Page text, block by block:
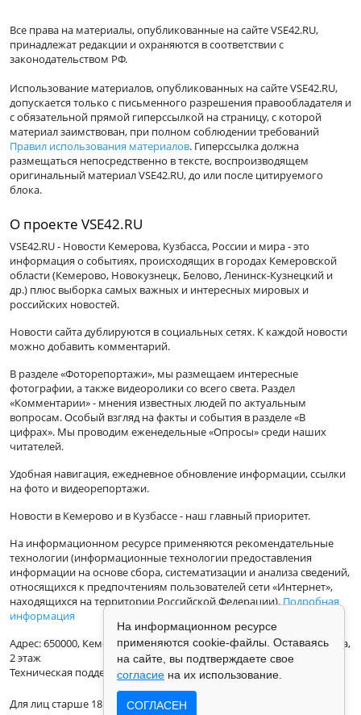
Все права на материалы, опубликованные на сайте VSE42.RU,
принадлежат редакции и охраняются в соответствии с
законодательством РФ.
Использование материалов, опубликованных на сайте VSE42.RU,
допускается только с письменного разрешения правообладателя и
с обязательной прямой гиперссылкой на страницу, с которой
материал заимствован, при полном соблюдении требований
Правил использования материалов. Гиперссылка должна
размещаться непосредственно в тексте, воспроизводящем
оригинальный материал VSE42.RU, до или после цитируемого
блока.
О проекте VSE42.RU
VSE42.RU - Новости Кемерова, Кузбасса, России и мира - это
информация о событиях, происходящих в городах Кемеровской
области (Кемерово, Новокузнецк, Белово, Ленинск-Кузнецкий и
др.) плюс выборка самых важных и интересных мировых и
российских новостей.
Новости сайта дублируются в социальных сетях. К каждой новости
можно добавить комментарий.
В разделе «Фоторепортажи», мы размещаем интересные
фотографии, а также видеоролики со всего света. Раздел
«Комментарии» - мнения известных людей по актуальным
вопросам. Особый взгляд на факты и события в разделе «В
цифрах». Мы проводим еженедельные «Опросы» среди наших
читателей.
Удобная навигация, ежедневное обновление информации, ссылки
на фото и видеорепортажи.
Новости в Кемерово и в Кузбассе - наш главный приоритет.
На информационном ресурсе применяются рекомендательные
технологии (информационные технологии предоставления
информации на основе сбора, систематизации и анализа сведений,
относящихся к предпочтениям пользователей сети «Интернет»,
находящихся на территории Российской Федерации).Подробная
информация
Адрес: 650000, Кемеровская Область, г.Кемерово, ул.Кузбасская 33а,
2 этаж
Техническая поддержка: support@vse42.ru
Для лиц старше 18 лет.
На информационном ресурсе
применяются cookie-файлы. Оставаясь
на сайте, вы подтверждаете свое
согласие на их использование.
СОГЛАСЕН